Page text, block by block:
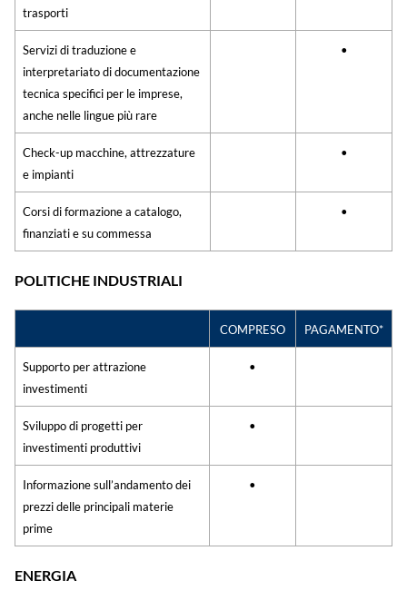
trasporti
Servizi di traduzione e
interpretariato di documentazione
tecnica specifici per le imprese,
anche nelle lingue più rare
•
Check-up macchine, attrezzature
e impianti
•
Corsi di formazione a catalogo,
finanziati e su commessa
•
POLITICHE INDUSTRIALI
COMPRESO PAGAMENTO*
Supporto per attrazione
investimenti
•
Sviluppo di progetti per
investimenti produttivi
•
Informazione sull’andamento dei
prezzi delle principali materie
prime
•
ENERGIA